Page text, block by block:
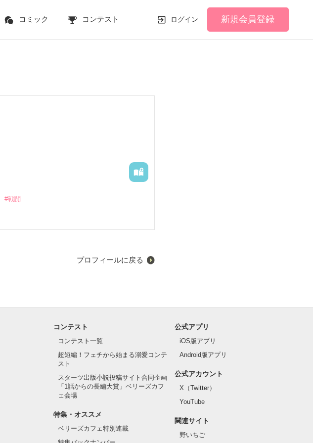
コミック コンテスト ログイン 新規会員登録
#戦闘
プロフィールに戻る
コンテスト
コンテスト一覧
超短編！フェチから始まる溺愛コンテ
スト
スターツ出版小説投稿サイト合同企画
「1話からの長編大賞」ベリーズカフ
ェ会場
特集・オススメ
ベリーズカフェ特別連載
公式アプリ
iOS版アプリ
Android版アプリ
公式アカウント
X（Twitter）
YouTube
関連サイト
野いちご